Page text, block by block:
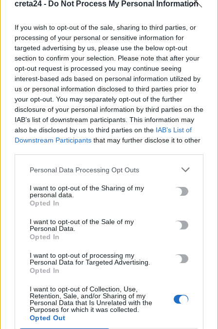
creta24 - Do Not Process My Personal Information
If you wish to opt-out of the sale, sharing to third parties, or
processing of your personal or sensitive information for
targeted advertising by us, please use the below opt-out
section to confirm your selection. Please note that after your
opt-out request is processed you may continue seeing
interest-based ads based on personal information utilized by
us or personal information disclosed to third parties prior to
your opt-out. You may separately opt-out of the further
disclosure of your personal information by third parties on the
IAB’s list of downstream participants. This information may
also be disclosed by us to third parties on the IAB’s List of
Downstream Participants that may further disclose it to other
Personal Data Processing Opt Outs
I want to opt-out of the Sharing of my
personal data.
Opted In
I want to opt-out of the Sale of my
Personal Data.
Opted In
I want to opt-out of processing my
Personal Data for Targeted Advertising.
Opted In
I want to opt-out of Collection, Use,
Retention, Sale, and/or Sharing of my
Personal Data that Is Unrelated with the
Purposes for which it was collected.
Opted Out
Ανθεκτικότητας
8 Αυγούστου, 2026
Θρίλερ με σορό ατόμου που εντοπίστηκε σε σπηλιά στον
Λυκαβηττό
TRENDING
#ΛΕΥΤΕΡΗΣ ΑΥΓΕΝΑΚΗΣ #ΔΗΜΟΣ ΜΑΛΕΒΙΖΙΟΥ